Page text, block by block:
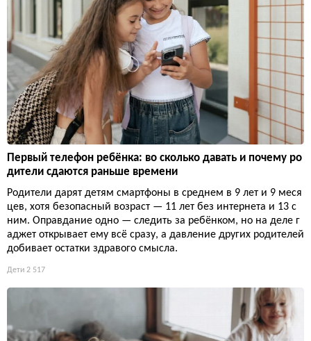
Первый телефон ребёнка: во сколько давать и почему ро
дители сдаются раньше времени
Родители дарят детям смартфоны в среднем в 9 лет и 9 меся
цев, хотя безопасный возраст — 11 лет без интернета и 13 с
ним. Оправдание одно — следить за ребёнком, но на деле г
аджет открывает ему всё сразу, а давление других родителей
добивает остатки здравого смысла.
Дети 2 517